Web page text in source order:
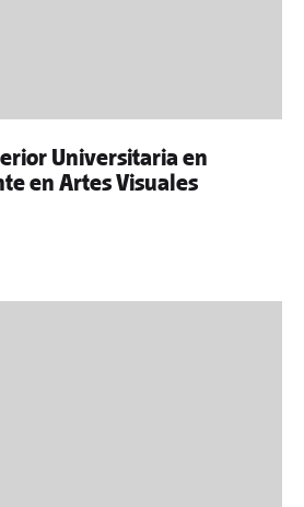
Universitaria en
en Artes Visuales